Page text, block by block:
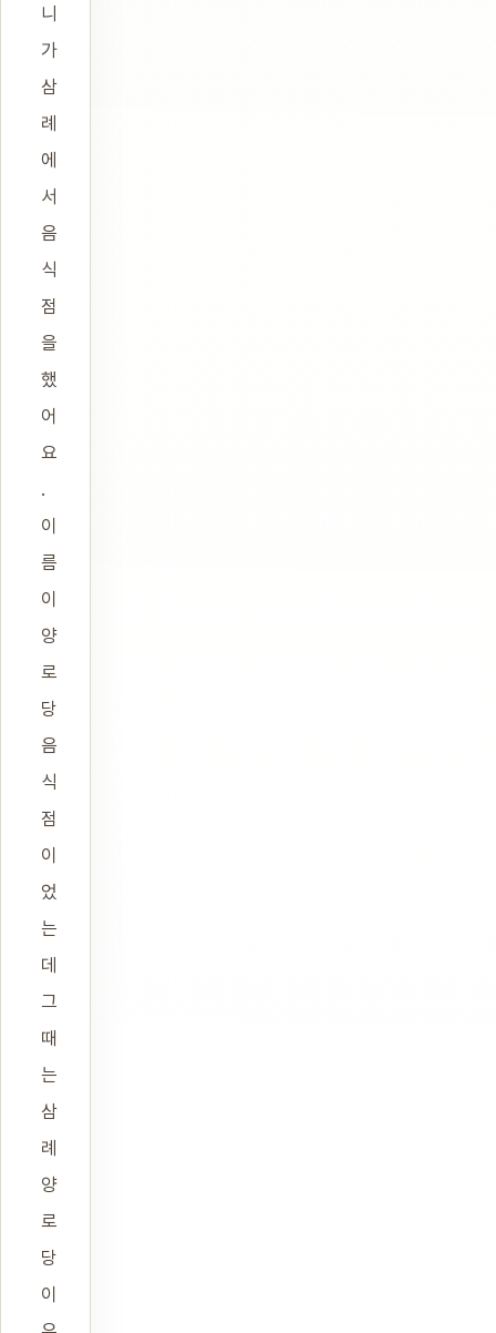
니
가
삼
례
에
서
음
식
점
을
했
어
요
.
이
름
이
양
로
당
음
식
점
이
었
는
데
그
때
는
삼
례
양
로
당
이